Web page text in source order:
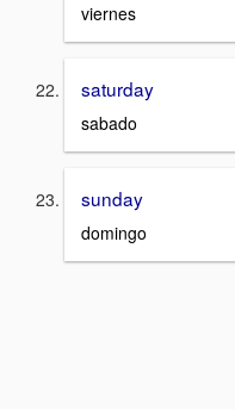
viernes
saturday
sabado
sunday
domingo